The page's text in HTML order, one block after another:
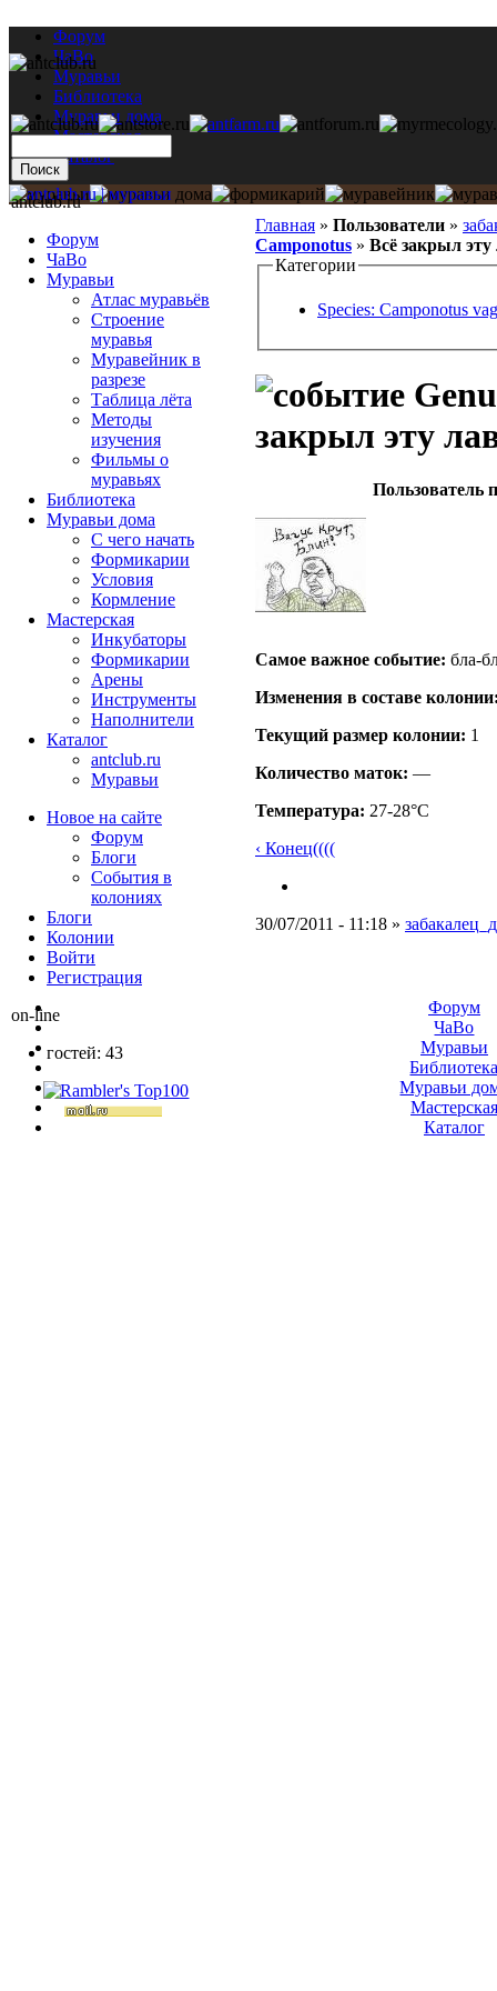
Форум
ЧаВо
Муравьи
Библиотека
Муравьи дома
Мастерская
Каталог
Главная » Пользователи »
Camponotus » Всё закрыл эту
Категории
Species: Camponotus
закрыл эту
Пользователь
Самое важное событие: бла-
Изменения в составе
Текущий размер кoлонии: 1
Количество маток: —
Температура: 27-28°C
‹ Конец((((
30/07/2011 - 11:18 »
antclub.ru
Форум
ЧаВо
Муравьи
Атлас муравьёв
Строение
муравья
Муравейник в
разрезе
Таблица лёта
Методы
изучения
Фильмы о
муравьях
Библиотека
Муравьи дома
С чего начать
Формикарии
Условия
Кормление
Мастерская
Инкубаторы
Формикарии
Арены
Инструменты
Наполнители
Каталог
antclub.ru
Муравьи
Новое на сайте
Форум
Блоги
События в
колониях
Блоги
Колонии
Войти
Peгиcтpaция
on-line
гостей: 43
Форум
ЧаВо
Муравьи
Муравьи
Мастерская
Каталог